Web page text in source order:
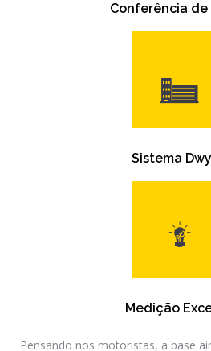
Conferência de
Sistema
Medição
Pensando nos motoristas, a base